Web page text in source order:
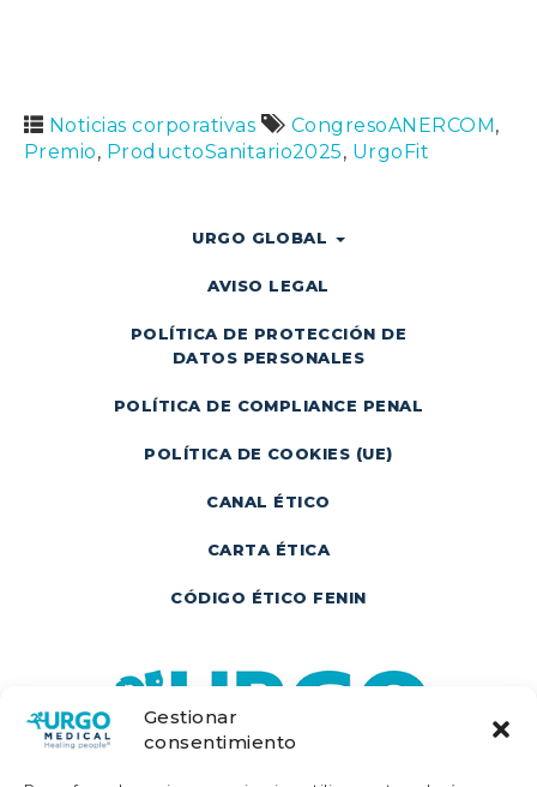
Gestionar
consentimiento
Noticias corporativas CongresoANERCOM ,
Premio, ProductoSanitario2025, UrgoFit
URGO GLOBAL
AVISO LEGAL
POLÍTICA DE PROTECCIÓN DE
DATOS PERSONALES
POLÍTICA DE COMPLIANCE PENAL
POLÍTICA DE COOKIES (UE)
CANAL ÉTICO
CARTA ÉTICA
CÓDIGO ÉTICO FENIN